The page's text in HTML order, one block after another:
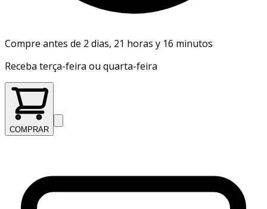
Compre antes de 2 dias, 21 horas y 16 minutos
Receba terça-feira ou quarta-feira
COMPRAR